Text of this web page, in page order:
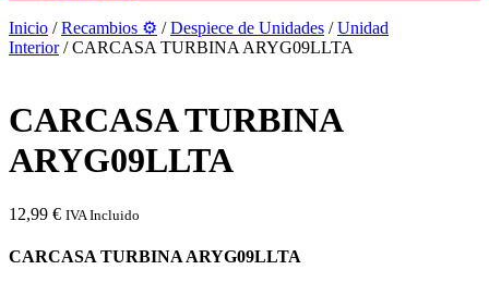
Inicio /Recambios ⚙️ /Despiece de Unidades /Unidad
Interior/ CARCASA TURBINA ARYG09LLTA
CARCASA TURBINA
ARYG09LLTA
12,99 € IVA Incluido
CARCASA TURBINA ARYG09LLTA